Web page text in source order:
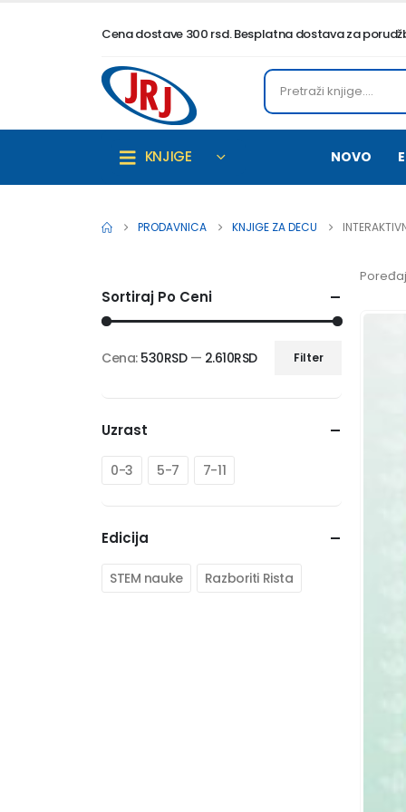
Cena dostave 300 rsd. Besplatna dostava za
KNJIGE NOVO
PRODAVNICA KNJIGE ZA DECU
Sortiraj Po Ceni
cena
cena
Filter
Cena: 530RSD — 2.610RSD
Uzrast
0-3 5-7 7-11
Edicija
STEM nauke Razboriti Rista